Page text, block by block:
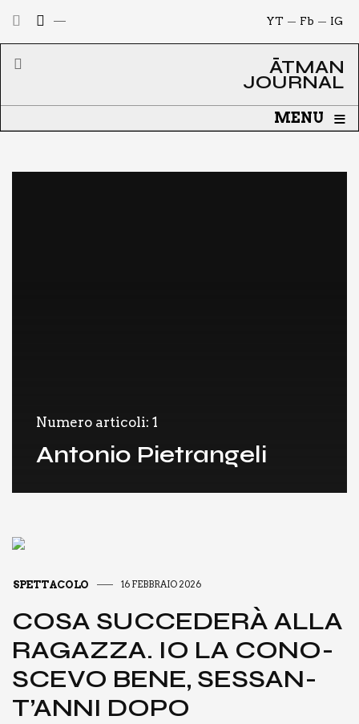
IG
Fb
YT
ĀTMAN
JOURNAL
MENU ≡
Numero articoli: 1
Antonio Pietrangeli
SPETTACOLO 16 FEBBRAIO 2026
COSA SUC­CE­DE­RÀ ALLA
RAGAZ­ZA. IO LA CONO­
SCE­VO BENE, SES­SAN­
T’AN­NI DOPO